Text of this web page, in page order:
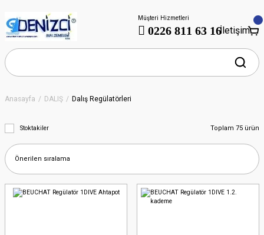
Müşteri Hizmetleri
0226 811 63 16İletişim
Anasayfa DALIŞ Dalış Regülatörleri
Stoktakiler Toplam 75 ürün